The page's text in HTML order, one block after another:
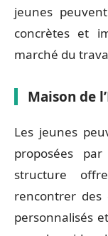
jeunes
concrètes et
marché du
Maison de
Les jeunes
proposées
structure
rencontrer des
personnalisés